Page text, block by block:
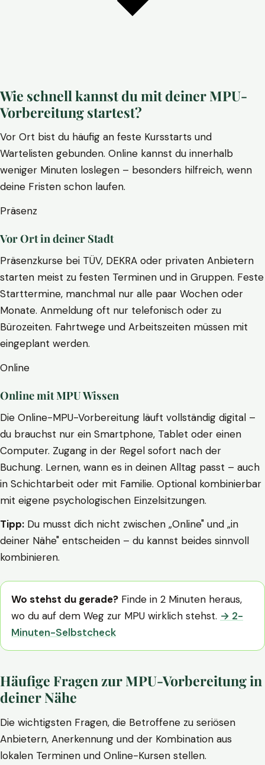
Wie schnell kannst du mit deiner MPU-
Vorbereitung startest?
Vor Ort bist du häufig an feste Kursstarts und
Wartelisten gebunden. Online kannst du innerhalb
weniger Minuten loslegen – besonders hilfreich, wenn
deine Fristen schon laufen.
Präsenz
Vor Ort in deiner Stadt
Präsenzkurse bei TÜV, DEKRA oder privaten Anbietern
starten meist zu festen Terminen und in Gruppen. Feste
Starttermine, manchmal nur alle paar Wochen oder
Monate. Anmeldung oft nur telefonisch oder zu
Bürozeiten. Fahrtwege und Arbeitszeiten müssen mit
eingeplant werden.
Online
Online mit MPU Wissen
Die Online-MPU-Vorbereitung läuft vollständig digital –
du brauchst nur ein Smartphone, Tablet oder einen
Computer. Zugang in der Regel sofort nach der
Buchung. Lernen, wann es in deinen Alltag passt – auch
in Schichtarbeit oder mit Familie. Optional kombinierbar
mit eigene psychologischen Einzelsitzungen.
Tipp: Du musst dich nicht zwischen „Online" und „in
deiner Nähe" entscheiden – du kannst beides sinnvoll
kombinieren.
Wo stehst du gerade? Finde in 2 Minuten heraus,
wo du auf dem Weg zur MPU wirklich stehst. → 2-
Minuten-Selbstcheck
Häufige Fragen zur MPU-Vorbereitung in
deiner Nähe
Die wichtigsten Fragen, die Betroffene zu seriösen
Anbietern, Anerkennung und der Kombination aus
lokalen Terminen und Online-Kursen stellen.